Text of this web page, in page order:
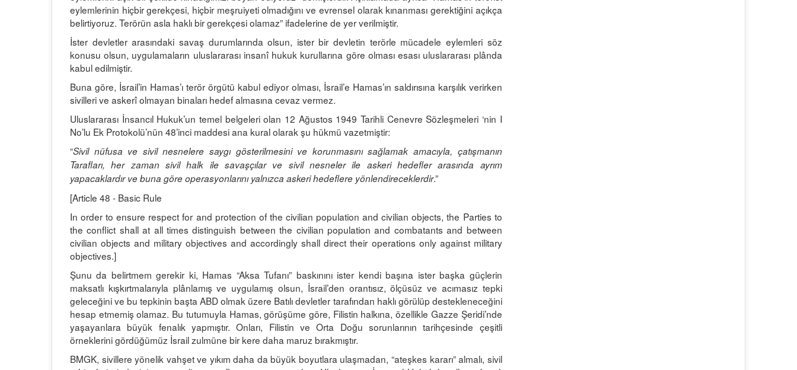
eylemlerinin hiçbir gerekçesi, hiçbir meşruiyeti olmadığını ve evrensel olarak kınanması gerektiğini açıkça
belirtiyoruz. Terörün asla haklı bir gerekçesi olamaz” ifadelerine de yer verilmiştir.
İster devletler arasındaki savaş durumlarında olsun, ister bir devletin terörle mücadele eylemleri söz
konusu olsun, uygulamaların uluslararası insanî hukuk kurullarına göre olması esası uluslararası plânda
kabul edilmiştir.
Buna göre, İsrail’in Hamas’ı terör örgütü kabul ediyor olması, İsrail’e Hamas’ın saldırısına karşılık verirken
sivilleri ve askerî olmayan binaları hedef almasına cevaz vermez.
Uluslararası İnsancıl Hukuk’un temel belgeleri olan 12 Ağustos 1949 Tarihli Cenevre Sözleşmeleri ‘nin I
No’lu Ek Protokolü’nün 48’inci maddesi ana kural olarak şu hükmü vazetmiştir:
“Sivil nüfusa ve sivil nesnelere saygı gösterilmesini ve korunmasını sağlamak amacıyla, çatışmanın
Tarafları, her zaman sivil halk ile savaşçılar ve sivil nesneler ile askeri hedefler arasında ayrım
yapacaklardır ve buna göre operasyonlarını yalnızca askeri hedeflere yönlendireceklerdir.”
[Article 48 - Basic Rule
In order to ensure respect for and protection of the civilian population and civilian objects, the Parties to
the conflict shall at all times distinguish between the civilian population and combatants and between
civilian objects and military objectives and accordingly shall direct their operations only against military
objectives.]
Şunu da belirtmem gerekir ki, Hamas “Aksa Tufanı” baskınını ister kendi başına ister başka güçlerin
maksatlı kışkırtmalarıyla plânlamış ve uygulamış olsun, İsrail’den orantısız, ölçüsüz ve acımasız tepki
geleceğini ve bu tepkinin başta ABD olmak üzere Batılı devletler tarafından haklı görülüp destekleneceğini
hesap etmemiş olamaz. Bu tutumuyla Hamas, görüşüme göre, Filistin halkına, özellikle Gazze Şeridi’nde
yaşayanlara büyük fenalık yapmıştır. Onları, Filistin ve Orta Doğu sorunlarının tarihçesinde çeşitli
örneklerini gördüğümüz İsrail zulmüne bir kere daha maruz bırakmıştır.
BMGK, sivillere yönelik vahşet ve yıkım daha da büyük boyutlara ulaşmadan, “ateşkes kararı” almalı, sivil